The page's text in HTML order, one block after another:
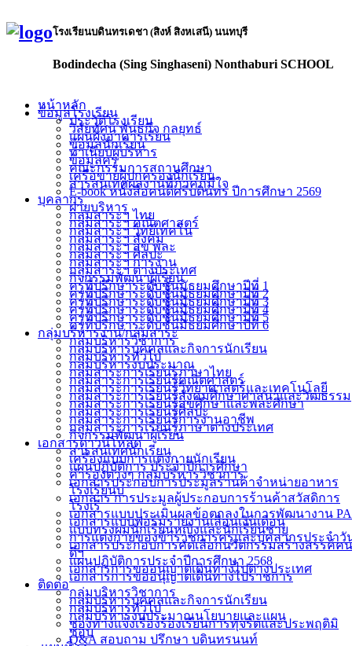
โรงเรียนบดินทรเดชา (สิงห์ สิงหเสนี) นนทบุรี
Bodindecha (Sing Singhaseni) Nonthaburi SCHOOL
หน้าหลัก
ข้อมูลโรงเรียน
ประวัติโรงเรียน
วิสัยทัศน์ พันธกิจ กลยุทธ์
แผนผังอาคารเรียน
ข้อมูลนักเรียน
ทำเนียบผู้บริหาร
ข้อมูลครู
คณะกรรมการสถานศึกษา
เครือข่ายผู้ปกครองนักเรียน
สารสนเทศผลงานที่ภาคภูมิใจ
E-book หนังสือคนดีศรีบดินทร ปีการศึกษา 2569
บุคลากร
ฝ่ายบริหาร
กลุ่มสาระฯ ไทย
กลุ่มสาระฯ คณิตศาสตร์
กลุ่มสาระฯ วิทย์เทคโน
กลุ่มสาระฯ สังคม
กลุ่มสาระฯ สุข พละ
กลุ่มสาระฯ ศิลปะ
กลุ่มสาระฯ การงาน
กลุ่มสาระฯ ต่างประเทศ
กิจกรรมพัฒนาผู้เรียน
ครูที่ปรึกษาระดับชั้นมัธยมศึกษาปีที่ 1
ครูที่ปรึกษาระดับชั้นมัธยมศึกษาปีที่ 2
ครูที่ปรึกษาระดับชั้นมัธยมศึกษาปีที่ 3
ครูที่ปรึกษาระดับชั้นมัธยมศึกษาปีที่ 4
ครูที่ปรึกษาระดับชั้นมัธยมศึกษาปีที่ 5
ครูที่ปรึกษาระดับชั้นมัธยมศึกษาปีที่ 6
กลุ่มบริหารงาน/กลุ่มสาระ
กลุ่มบริหารวิชาการ
กลุ่มบริหารบุคคลและกิจการนักเรียน
กลุ่มบริหารทั่วไป
กลุ่มบริหารงบประมาณ
กลุ่มสาระการเรียนรู้ภาษาไทย
กลุ่มสาระการเรียนรู้คณิตศาสตร์
กลุ่มสาระการเรียนรู้วิทยาศาสตร์และเทคโนโลยี
กลุ่มสาระการเรียนรู้สังคมศึกษาศาสนาและวัฒธรรม
กลุ่มสาระการเรียนรู้สุขศึกษาและพละศึกษา
กลุ่มสาระการเรียนรู้ศิลปะ
กลุ่มสาระการเรียนรู้การงานอาชีพ
กลุ่มสาระการเรียนรู้ภาษาต่างประเทศ
กิจกรรมพัฒนาผู้เรียน
เอกสารดาวน์โหลด
สารสนเทศนักเรียน
เครื่องแบบการแต่งกายนักเรียน
แผนปฏิบัติการ ประจำปีการศึกษา
คำรองต่างๆ กลุ่มบริหารวิชาการ
เอกสารประกอบการประมูลร้านค้าจำหน่ายอาหาร
โรงเรียนบ
เอกสาร การประมูลผู้ประกอบการร้านค้าสวัสดิการ
โรงเรี
เอกสารแบบประเมินผลข้อตกลงในการพัฒนางาน PA
เอกสารแบบฟอร์มรายงานเลื่อนเงินเดือน
แบบทรงผมนักเรียนหญิงและนักเรียนชาย
การแต่งกายของข้าราชการครูและบุคลากรประจำวั
เอกสารประกอบการคัดเลือกนวัตกรรมสร้างสรรค์คน
ดีฯ
แผนปฏิบัติการประจำปีการศึกษา 2568
เอกสารการขออนุญาตเดินทางไปต่างประเทศ
เอกสารการขออนุญาตเดินทางไปราชการ
ติดต่อ
กลุ่มบริหารวิชาการ
กลุ่มบริหารบุคคลและกิจการนักเรียน
กลุ่มบริหารทั่วไป
กลุ่มบริหารงบประมาณนโยบายและแผน
ช่องทางแจ้งเรื่องร้องเรียนการทุจริตและประพฤติมิ
ชอบ
Q&A สอบถาม ปรึกษา บดินทรนนท์